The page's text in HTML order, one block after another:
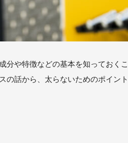
分や特徴などの基本を知っておくこ
の話から、太らないためのポイント